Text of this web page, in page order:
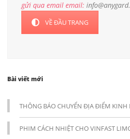
gửi qua email email:
VỀ ĐẦU TRANG
Bài viết mới
THÔNG BÁO CHUYỂN ĐỊA ĐIỂM KINH
PHIM CÁCH NHIỆT CHO VINFAST